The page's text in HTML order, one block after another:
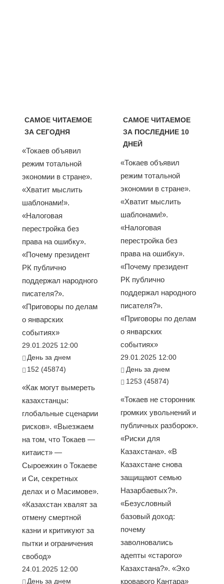
САМОЕ ЧИТАЕМОЕ
ЗА СЕГОДНЯ
«Токаев объявил
режим тотальной
экономии в стране».
«Хватит мыслить
шаблонами!».
«Налоговая
перестройка без
права на ошибку».
«Почему президент
РК публично
поддержал народного
писателя?».
«Приговоры по делам
о январских
событиях»
29.01.2025 12:00
День за днем
152 (45874)
«Как могут вымереть
казахстанцы:
глобальные сценарии
рисков». «Выезжаем
на том, что Токаев —
китаист» —
Сыроежкин о Токаеве
и Си, секретных
делах и о Масимове».
«Казахстан хвалят за
отмену смертной
казни и критикуют за
пытки и ограничения
свобод»
24.01.2025 12:00
День за днем
САМОЕ ЧИТАЕМОЕ
ЗА ПОСЛЕДНИЕ 10
ДНЕЙ
«Токаев объявил
режим тотальной
экономии в стране».
«Хватит мыслить
шаблонами!».
«Налоговая
перестройка без
права на ошибку».
«Почему президент
РК публично
поддержал народного
писателя?».
«Приговоры по делам
о январских
событиях»
29.01.2025 12:00
День за днем
1253 (45874)
«Токаев не сторонник
громких увольнений и
публичных разборок».
«Риски для
Казахстана». «В
Казахстане снова
защищают семью
Назарбаевых?».
«Безусловный
базовый доход:
почему
заволновались
адепты «старого»
Казахстана?». «Эхо
кровавого Кантара»